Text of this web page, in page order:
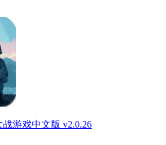
游戏中文版 v2.0.26